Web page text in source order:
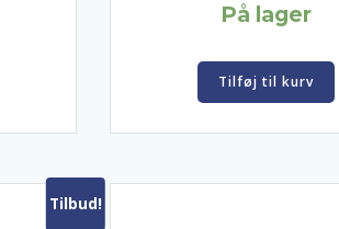
På lager
Tilføj til kurv
Tilbud!